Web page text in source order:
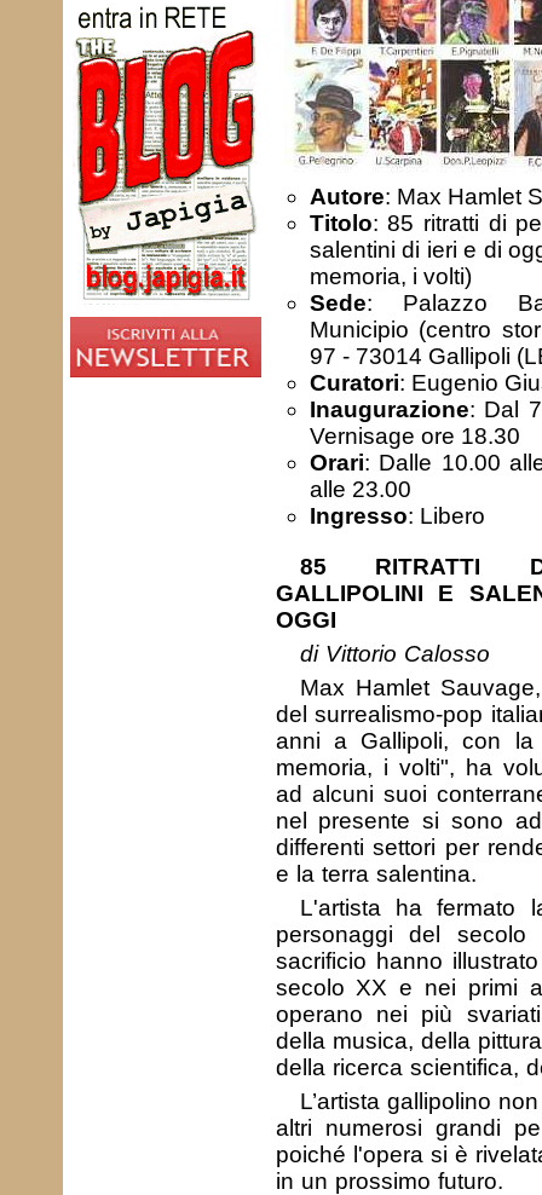
Autore: Max Hamlet
Titolo: 85 ritratti di
salentini di ieri e di
memoria, i volti)
Sede: Palazzo
Municipio (centro
97 - 73014 Gallipoli
Curatori: Eugenio
Inaugurazione: Dal
Vernisage ore 18.30
Orari: Dalle 10.00
alle 23.00
Ingresso: Libero
85 RITRATTI
GALLIPOLINI E
OGGI
di Vittorio Calosso
Max Hamlet
del surrealismo-pop
anni a Gallipoli, con
memoria, i volti", ha
ad alcuni suoi
nel presente si sono
differenti settori per
e la terra salentina.
L'artista ha fermato
personaggi del
sacrificio hanno
secolo XX e nei primi
operano nei più
della musica, della
della ricerca scientifica,
L’artista gallipolino
altri numerosi grandi
poiché l'opera si è
in un prossimo futuro.